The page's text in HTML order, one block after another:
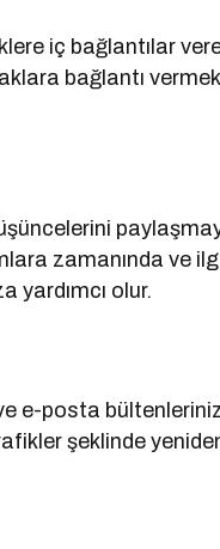
iç bağlantılar
bağlantı
zamanında ve
yardımcı olur.
e-posta
şeklinde